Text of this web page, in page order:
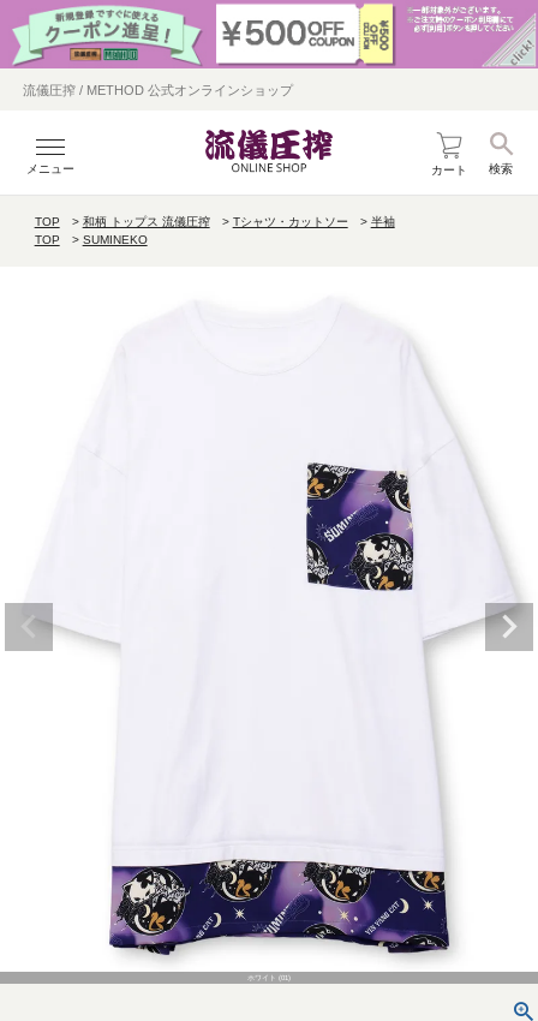
流儀圧搾 / METHOD 公式オンラインショップ
メニュー カート 検索
TOP 和柄 トップス 流儀圧搾 Tシャツ・カットソー
半袖
TOP
SUMINEKO
ホワイト (01)